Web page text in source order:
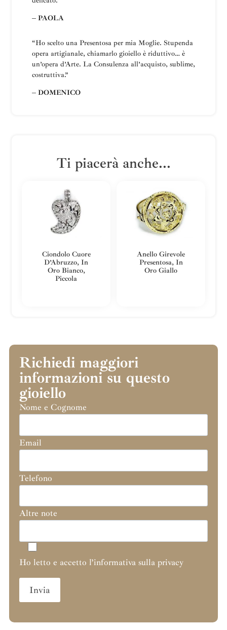
– PAOLA
“Ho scelto una Presentosa per mia Moglie. Stupenda
opera artigianale, chiamarlo gioiello è riduttivo… è
un’opera d’Arte. La Consulenza all’acquisto, sublime,
costruttiva.”
– DOMENICO
Ti piacerà anche...
Ciondolo Cuore
D’Abruzzo, In
Oro Bianco,
Piccola
Anello Girevole
Presentosa, In
Oro Giallo
Richiedi maggiori
informazioni su questo
gioiello
Nome e Cognome
Email
Telefono
Altre note
Ho letto e accetto l’informativa sulla privacy